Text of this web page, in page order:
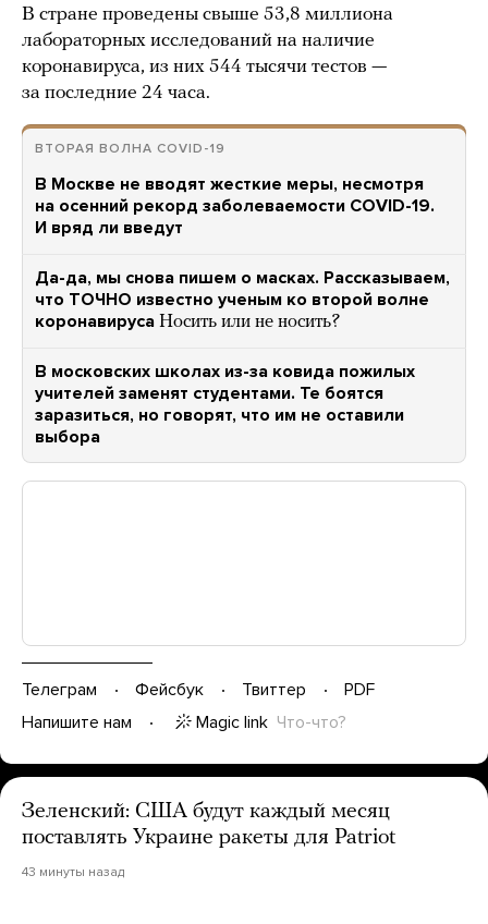
В стране проведены свыше 53,8 миллиона
лабораторных исследований на наличие
коронавируса, из них 544 тысячи тестов —
за последние 24 часа.
ВТОРАЯ ВОЛНА COVID-19
В Москве не вводят жесткие меры, несмотря
на осенний рекорд заболеваемости COVID-19.
И вряд ли введут
Да-да, мы снова пишем о масках. Рассказываем,
что ТОЧНО известно ученым ко второй волне
коронавируса Носить или не носить?
В московских школах из-за ковида пожилых
учителей заменят студентами. Те боятся
заразиться, но говорят, что им не оставили
выбора
Телеграм Фейсбук Твиттер
PDF
Напишите нам
Magic link Что-что?
Зеленский: США будут каждый месяц
поставлять Украине ракеты для Patriot
43 минуты назад